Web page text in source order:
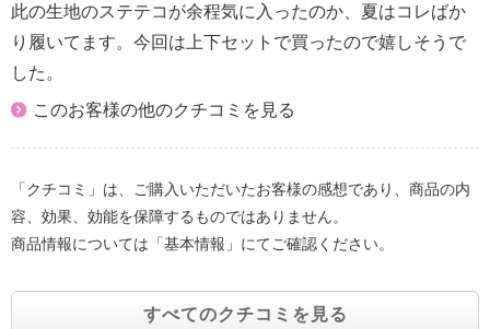
此の生地のステテコが余程気に入ったのか、夏はコレばか
り履いてます。今回は上下セットで買ったので嬉しそうで
した。
このお客様の他のクチコミを見る
「クチコミ」は、ご購入いただいたお客様の感想であり、商品の内
容、効果、効能を保障するものではありません。
商品情報については「基本情報」にてご確認ください。
すべてのクチコミを見る